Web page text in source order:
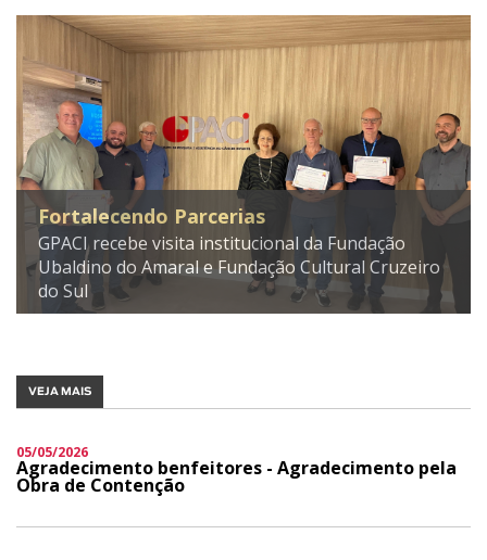
Fortalecendo Parcerias
GPACI recebe visita institucional da Fundação
Ubaldino do Amaral e Fundação Cultural Cruzeiro
do Sul
VEJA MAIS
05/05/2026
Agradecimento benfeitores - Agradecimento pela
Obra de Contenção